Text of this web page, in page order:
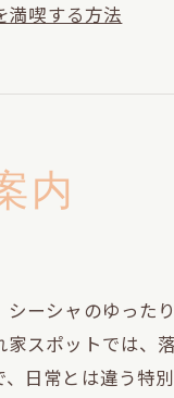
満喫する方法
空間を発見
新しい楽しみ方
を徹底解説
間
もリフレッシュ
家ガイド
内
ーシャのゆった
スポットでは、
日常とは違う特